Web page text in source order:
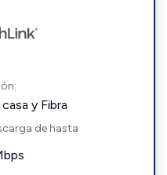
y Fibra
de hasta